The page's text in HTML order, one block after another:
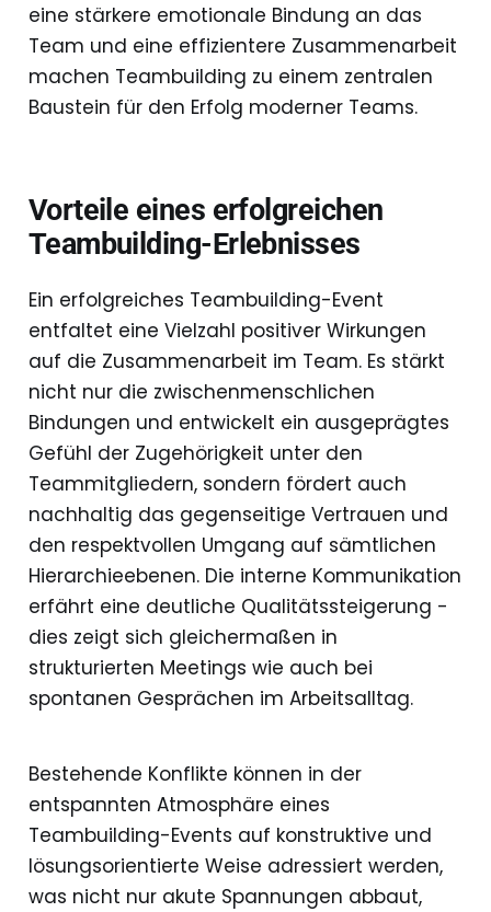
eine stärkere emotionale Bindung an das
Team und eine effizientere Zusammenarbeit
machen Teambuilding zu einem zentralen
Baustein für den Erfolg moderner Teams.
Vorteile eines erfolgreichen
Teambuilding-Erlebnisses
Ein erfolgreiches Teambuilding-Event
entfaltet eine Vielzahl positiver Wirkungen
auf die Zusammenarbeit im Team. Es stärkt
nicht nur die zwischenmenschlichen
Bindungen und entwickelt ein ausgeprägtes
Gefühl der Zugehörigkeit unter den
Teammitgliedern, sondern fördert auch
nachhaltig das gegenseitige Vertrauen und
den respektvollen Umgang auf sämtlichen
Hierarchieebenen. Die interne Kommunikation
erfährt eine deutliche Qualitätssteigerung -
dies zeigt sich gleichermaßen in
strukturierten Meetings wie auch bei
spontanen Gesprächen im Arbeitsalltag.
Bestehende Konflikte können in der
entspannten Atmosphäre eines
Teambuilding-Events auf konstruktive und
lösungsorientierte Weise adressiert werden,
was nicht nur akute Spannungen abbaut,